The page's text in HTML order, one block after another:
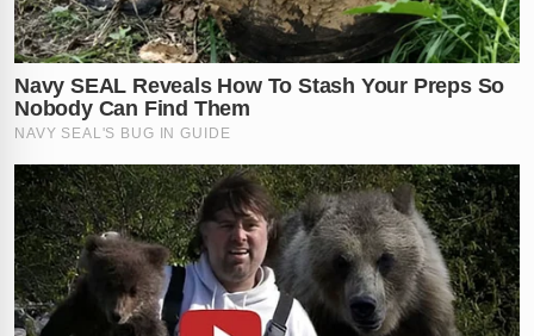
RECOMENDADOPARA VOCÊ
✕